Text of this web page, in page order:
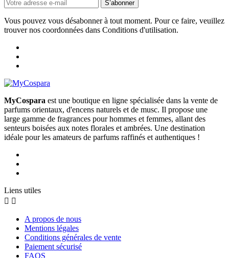
S’abonner
Vous pouvez vous désabonner à tout moment. Pour ce faire, veuillez
trouver nos coordonnées dans Conditions d'utilisation.
MyCospara est une boutique en ligne spécialisée dans la vente de
parfums orientaux, d'encens naturels et de musc. Il propose une
large gamme de fragrances pour hommes et femmes, allant des
senteurs boisées aux notes florales et ambrées. Une destination
idéale pour les amateurs de parfums raffinés et authentiques !
Liens utiles
 
A propos de nous
Mentions légales
Conditions générales de vente
Paiement sécurisé
FAQS